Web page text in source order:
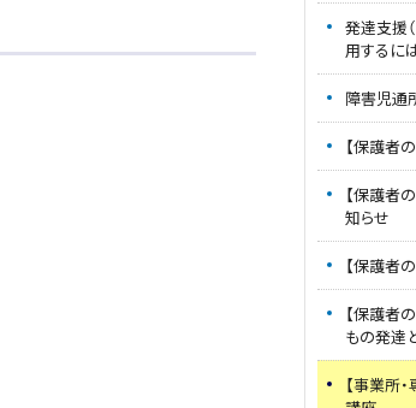
発達支援
用するに
障害児通
【保護者
【保護者
知らせ
【保護者
【保護者
もの発達
【事業所